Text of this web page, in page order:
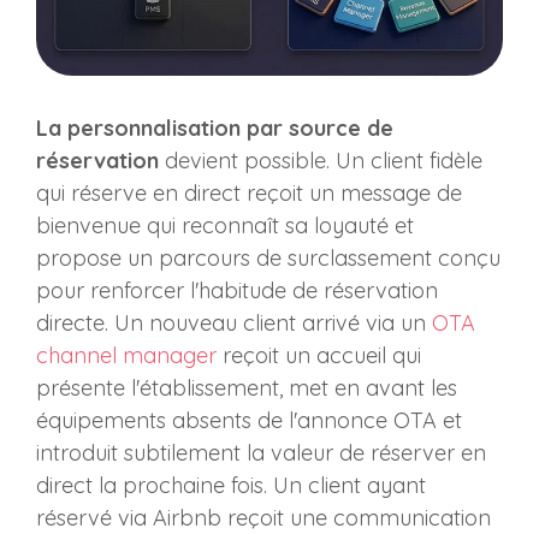
La personnalisation par source de
réservation devient possible. Un client fidèle
qui réserve en direct reçoit un message de
bienvenue qui reconnaît sa loyauté et
propose un parcours de surclassement conçu
pour renforcer l'habitude de réservation
directe. Un nouveau client arrivé via un OTA
channel manager reçoit un accueil qui
présente l'établissement, met en avant les
équipements absents de l'annonce OTA et
introduit subtilement la valeur de réserver en
direct la prochaine fois. Un client ayant
réservé via Airbnb reçoit une communication